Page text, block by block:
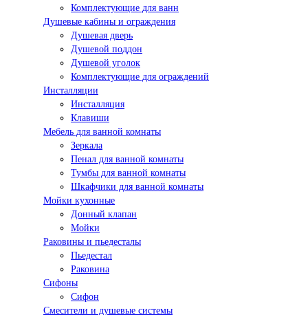
Комплектующие для ванн
Душевые кабины и ограждения
Душевая дверь
Душевой поддон
Душевой уголок
Комплектующие для ограждений
Инсталляции
Инсталляция
Клавиши
Мебель для ванной комнаты
Зеркала
Пенал для ванной комнаты
Тумбы для ванной комнаты
Шкафчики для ванной комнаты
Мойки кухонные
Донный клапан
Мойки
Раковины и пьедесталы
Пьедестал
Раковина
Сифоны
Сифон
Смесители и душевые системы